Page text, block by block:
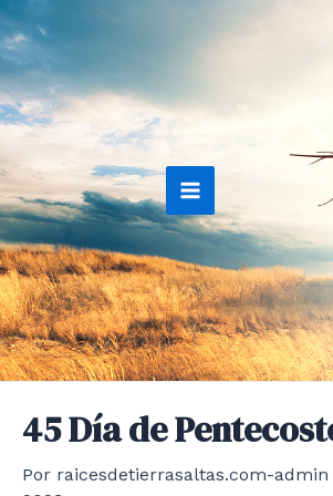
Ir
al
contenido
Main
Menu
45 Día de
Por raicesdetierrasaltas.com-admin